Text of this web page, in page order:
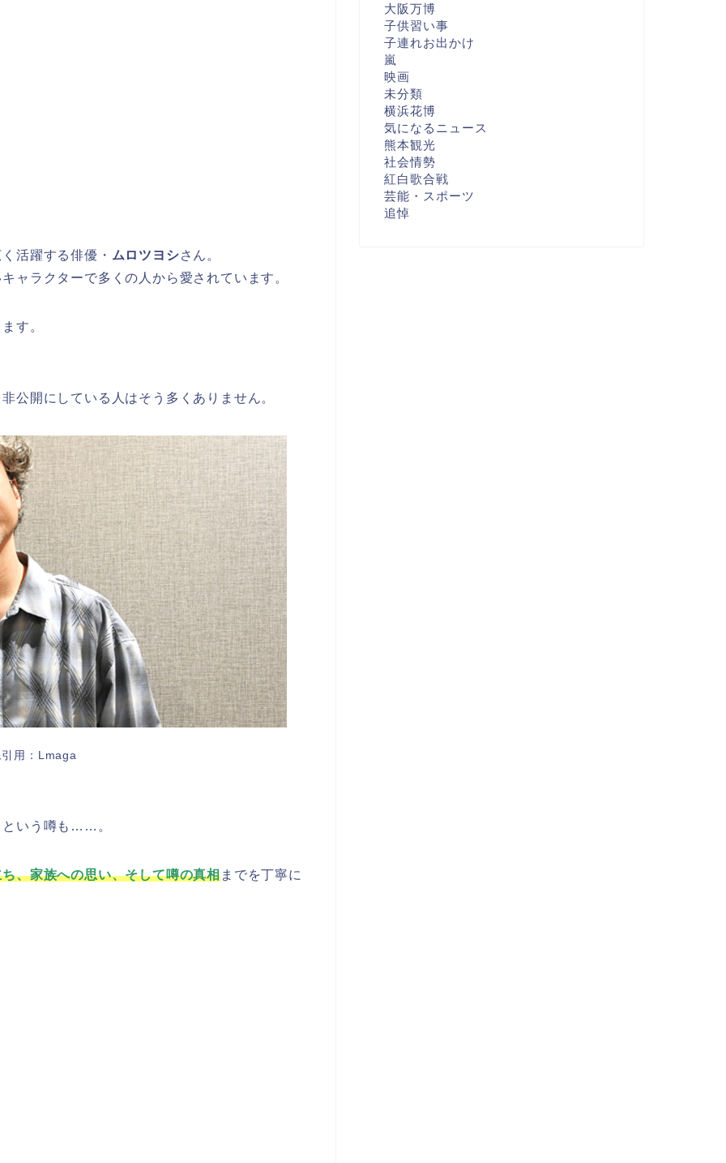
活躍する俳優・ ムロツヨシさん。
ャラクターで多くの人から愛されています。
す。
公開にしている人はそう多くありません。
用：Lmaga
という噂も……。
、家族への思い、そして噂の真相までを丁寧に
大阪万博
子供習い事
子連れお出かけ
嵐
映画
未分類
横浜花博
気になるニュース
熊本観光
社会情勢
紅白歌合戦
芸能・スポーツ
追悼